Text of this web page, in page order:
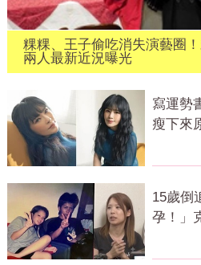
粿粿、王子偷吃消失演藝圈
兩人最新近況曝光
寫運勢
瘦下來
15歲倒
孕！」